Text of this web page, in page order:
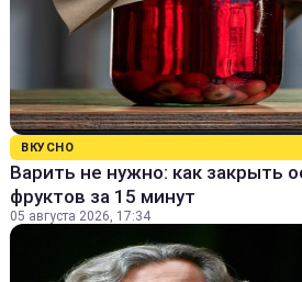
ВКУСНО
Варить не нужно: как
фруктов за 15 минут
05 августа 2026, 17:34